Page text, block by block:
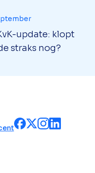
update: klopt
straks nog?